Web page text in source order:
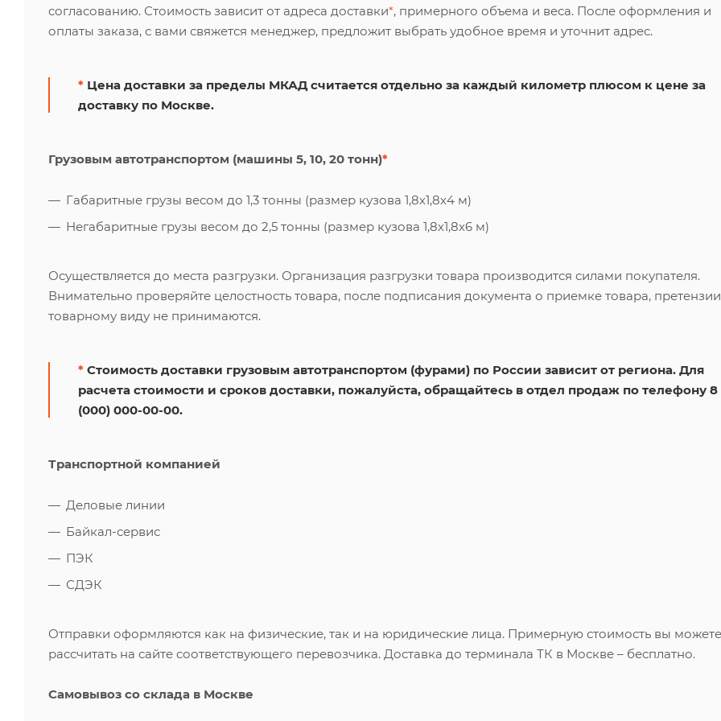
согласованию. Стоимость зависит от адреса доставки*, примерного объема и веса. После оформления и
оплаты заказа, с вами свяжется менеджер, предложит выбрать удобное время и уточнит адрес.
* Цена доставки за пределы МКАД считается отдельно за каждый километр плюсом к цене за
доставку по Москве.
Грузовым автотранспортом (машины 5, 10, 20 тонн)*
Габаритные грузы весом до 1,3 тонны (размер кузова 1,8х1,8х4 м)
Негабаритные грузы весом до 2,5 тонны (размер кузова 1,8х1,8х6 м)
Осуществляется до места разгрузки. Организация разгрузки товара производится силами покупателя.
Внимательно проверяйте целостность товара, после подписания документа о приемке товара,
товарному виду не принимаются.
* Стоимость доставки грузовым автотранспортом (фурами) по России зависит от региона. Для
расчета стоимости и сроков доставки, пожалуйста, обращайтесь в отдел продаж по телефону 8
(000) 000-00-00.
Транспортной компанией
Деловые линии
Байкал-сервис
ПЭК
СДЭК
Отправки оформляются как на физические, так и на юридические лица. Примерную стоимость вы можете
рассчитать на сайте соответствующего перевозчика. Доставка до терминала ТК в Москве – бесплатно.
Самовывоз со склада в Москве